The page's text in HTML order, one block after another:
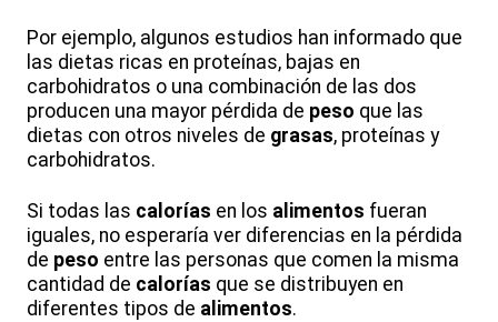
Por ejemplo, algunos estudios han informado que
las dietas ricas en proteínas, bajas en
carbohidratos o una combinación de las dos
producen una mayor pérdida de peso que las
dietas con otros niveles de grasas, proteínas y
carbohidratos.
Si todas las calorías en los alimentos fueran
iguales, no esperaría ver diferencias en la pérdida
de peso entre las personas que comen la misma
cantidad de calorías que se distribuyen en
diferentes tipos de alimentos.